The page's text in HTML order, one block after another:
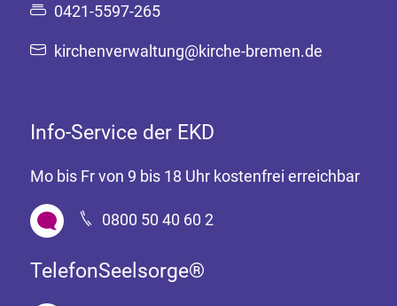
0421-5597-265
kirchenverwaltung@kirche-bremen.de
Info-Service der EKD
Mo bis Fr von 9 bis 18 Uhr kostenfrei erreichbar
0800 50 40 60 2
TelefonSeelsorge®